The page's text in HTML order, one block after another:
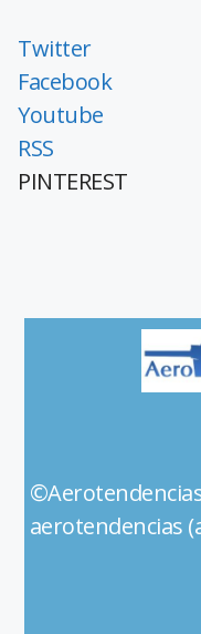
Twitter
Facebook
Youtube
RSS
PINTEREST
aerotendencias